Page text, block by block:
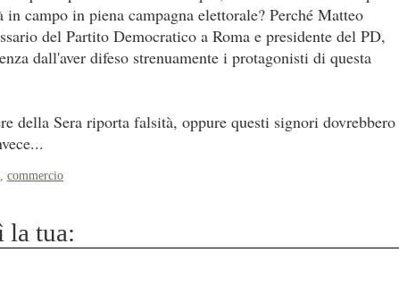
campo in piena campagna elettorale? Perché Matteo
del Partito Democratico a Roma e presidente del PD,
dall'aver difeso strenuamente i protagonisti di questa
della Sera riporta falsità, oppure questi signori dovrebbero
, commercio
la tua: